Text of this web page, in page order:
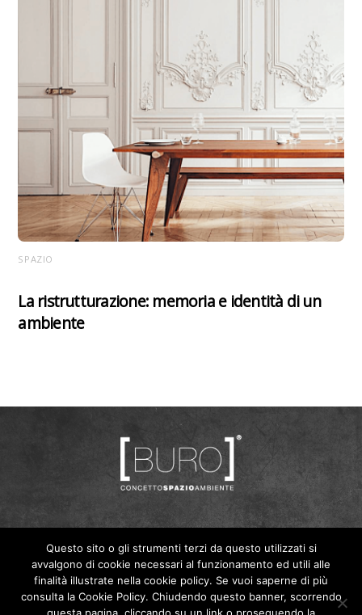
SPAZIO
La ristrutturazione: memoria e identità di un
ambiente
BURO ® Via Verona, 23 24040 Ciserano (BG) ITALY | P.
IVA 04323890162
Tel:+39 035 883978| Email:info@spazioburo.com
© 2025 Buro | All Rights Reserved
Questo sito o gli strumenti terzi da questo utilizzati si
avvalgono di cookie necessari al funzionamento ed utili alle
finalità illustrate nella cookie policy. Se vuoi saperne di più
consulta la Cookie Policy. Chiudendo questo banner, scorrendo